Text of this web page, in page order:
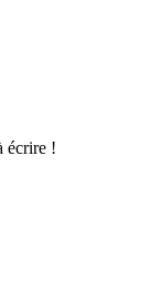
écrire !